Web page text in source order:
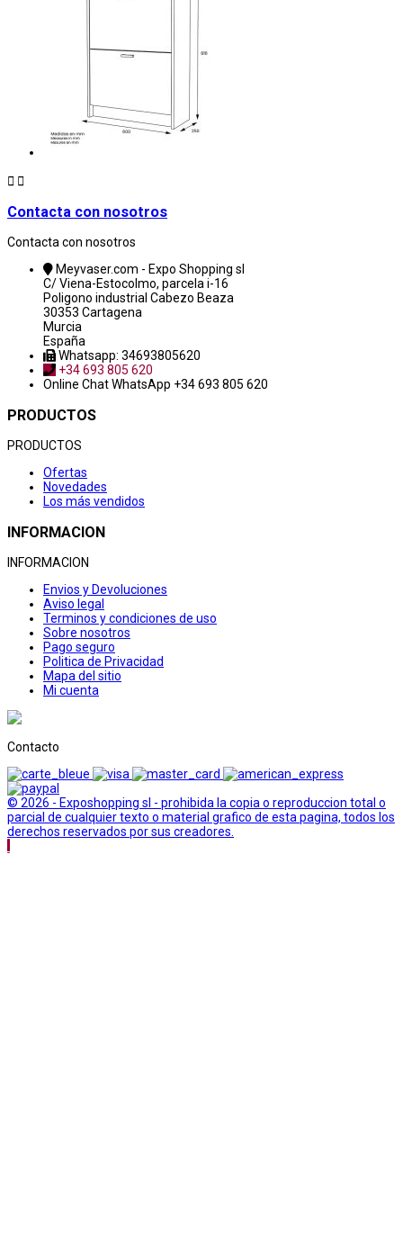
 
Contacta con nosotros
Contacta con nosotros
Meyvaser.com - Expo Shopping sl
C/ Viena-Estocolmo, parcela i-16
Poligono industrial Cabezo Beaza
30353 Cartagena
Murcia
España
Whatsapp: 34693805620
+34 693 805 620
Online ChatWhatsApp +34 693 805 620
PRODUCTOS
PRODUCTOS
Ofertas
Novedades
Los más vendidos
INFORMACION
INFORMACION
Envios y Devoluciones
Aviso legal
Terminos y condiciones de uso
Sobre nosotros
Pago seguro
Politica de Privacidad
Mapa del sitio
Mi cuenta
Contacto
© 2026 - Exposhopping sl - prohibida la copia o reproduccion total o
parcial de cualquier texto o material grafico de esta pagina, todos los
derechos reservados por sus creadores.